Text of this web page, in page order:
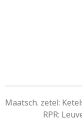
Maatsch. zetel:
RPR: